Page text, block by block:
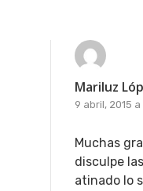
Mariluz
9 abril, 2015
Muchas
disculpe
atinado lo